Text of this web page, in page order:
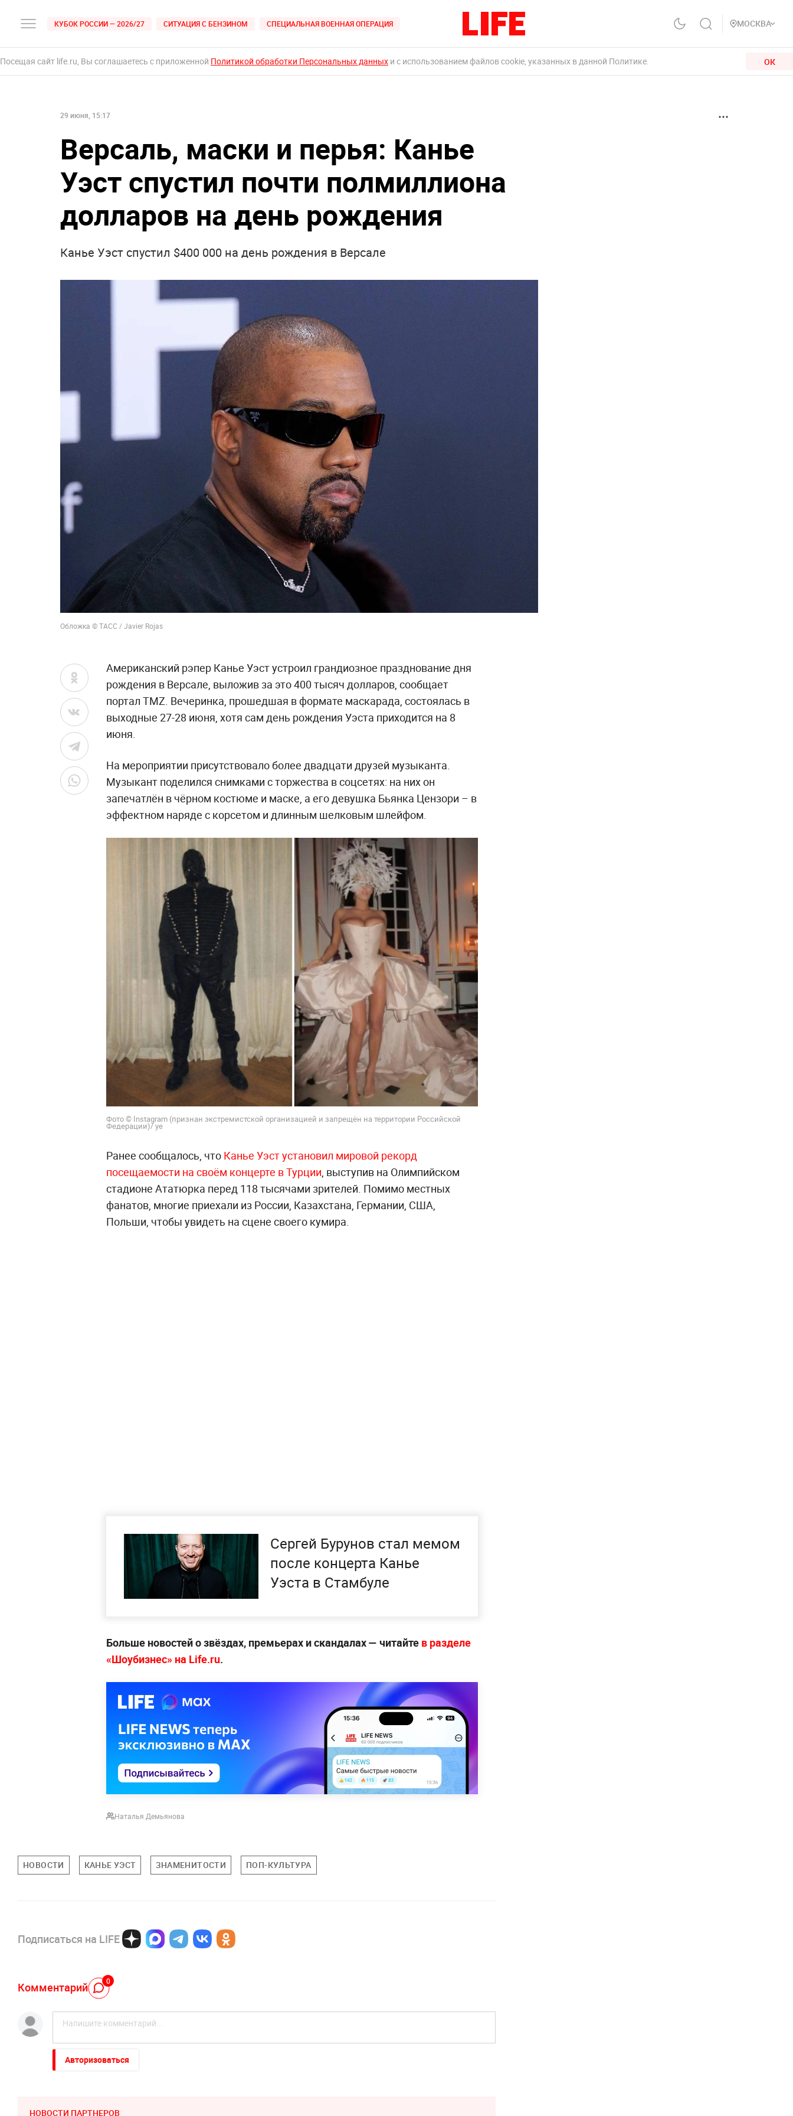
КУБОК РОССИИ — 2026/27 СИТУАЦИЯ С БЕНЗИНОМ СПЕЦИАЛЬНАЯ ВОЕННАЯ ОПЕРАЦИЯ МОСКВА
Посещая сайт life.ru, Вы соглашаетесь с приложенной Политикой обработки Персональных данных и с использованием файлов cookie, указанных в данной Политике. ОК
29 июня, 15:17
Версаль, маски и перья: Канье
Уэст спустил почти полмиллиона
долларов на день рождения
Канье Уэст спустил $400 000 на день рождения в Версале
Обложка © ТАСС / Javier Rojas
Американский рэпер Канье Уэст устроил грандиозное празднование дня
рождения в Версале, выложив за это 400 тысяч долларов, сообщает
портал TMZ. Вечеринка, прошедшая в формате маскарада, состоялась в
выходные 27-28 июня, хотя сам день рождения Уэста приходится на 8
июня.
На мероприятии присутствовало более двадцати друзей музыканта.
Музыкант поделился снимками с торжества в соцсетях: на них он
запечатлён в чёрном костюме и маске, а его девушка Бьянка Цензори – в
эффектном наряде с корсетом и длинным шелковым шлейфом.
Фото © Instagram (признан экстремистской организацией и запрещён на территории Российской
Федерации)/ ye
Ранее сообщалось, что Канье Уэст установил мировой рекорд
посещаемости на своём концерте в Турции, выступив на Олимпийском
стадионе Ататюрка перед 118 тысячами зрителей. Помимо местных
фанатов, многие приехали из России, Казахстана, Германии, США,
Польши, чтобы увидеть на сцене своего кумира.
Сергей Бурунов стал мемом
после концерта Канье
Уэста в Стамбуле
Больше новостей о звёздах, премьерах и скандалах — читайте в разделе
«Шоубизнес» на Life.ru.
Наталья Демьянова
НОВОСТИ КАНЬЕ УЭСТ ЗНАМЕНИТОСТИ ПОП-КУЛЬТУРА
Подписаться на LIFE
Комментарий 0
Авторизоваться
НОВОСТИ ПАРТНЕРОВ